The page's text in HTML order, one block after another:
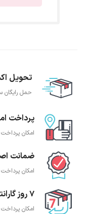
تحویل
حمل رایگان
پرداخت
امکان
ضمانت
امکان
7 روز گارانتی بازگشت وجه
امکان